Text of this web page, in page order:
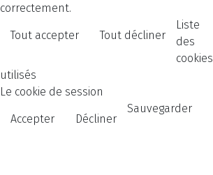
correctement.
Tout accepter Tout décliner
Liste
des
cookies
utilisés
Le cookie de session
Accepter Décliner
Sauvegarder